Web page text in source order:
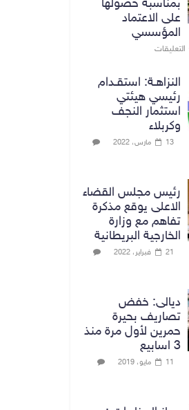
بمناسبة حصولها
على الاعتماد
المؤسسي
التعليقات
النزاهـة: استقـدام
رئيسي هيئتي
استثمار النجف
وكربلاء
13 مارس، 2022
رئيس مجلس القضاء
الاعلى يوقع مذكرة
تفاهم مع وزارة
الخارجية البريطانية
21 فبراير، 2022
ديالى: خفض
تصاريف بحيرة
حمرين لأول مرة منذ
3 اسابيع
11 مايو، 2019